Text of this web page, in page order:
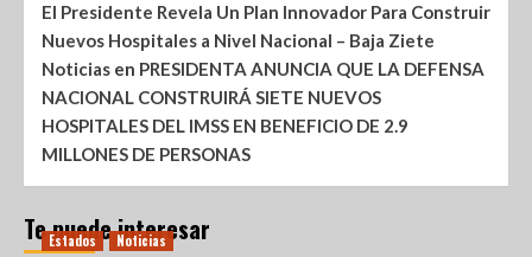
El Presidente Revela Un Plan Innovador Para Construir
Nuevos Hospitales a Nivel Nacional – Baja Ziete
Noticias en PRESIDENTA ANUNCIA QUE LA DEFENSA
NACIONAL CONSTRUIRÁ SIETE NUEVOS
HOSPITALES DEL IMSS EN BENEFICIO DE 2.9
MILLONES DE PERSONAS
Te puede interesar
Estados Noticias